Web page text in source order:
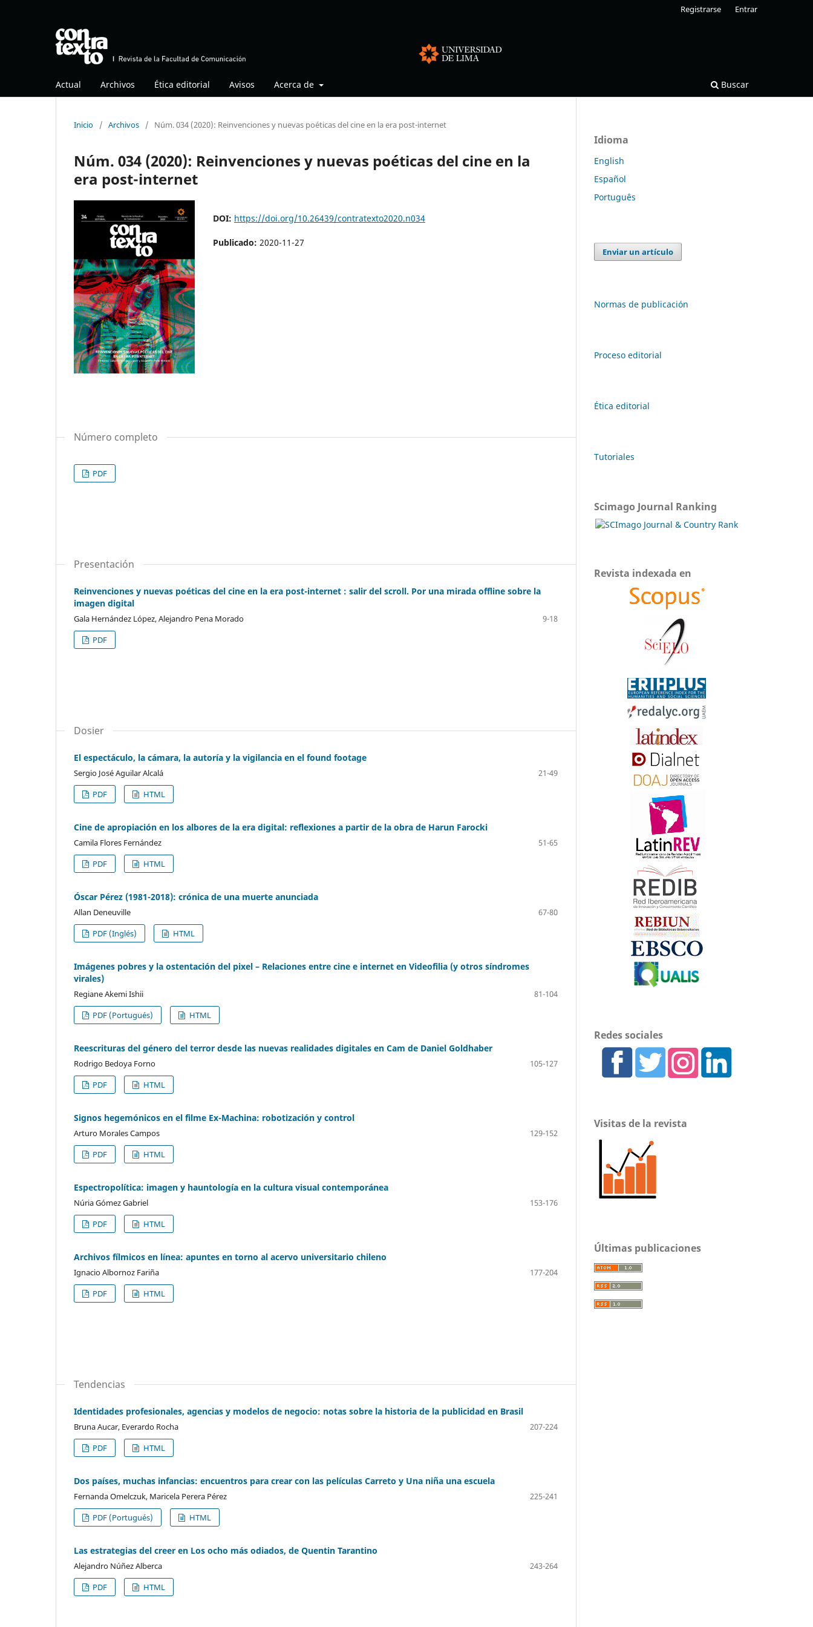
Actual Archivos Ética editorial Avisos Acerca de Buscar
Registrarse Entrar
Inicio / Archivos / Núm. 034 (2020): Reinvenciones y nuevas poéticas del cine en la era post-internet
Núm. 034 (2020): Reinvenciones y nuevas poéticas del cine en la
era post-internet
DOI: https://doi.org/10.26439/contratexto2020.n034
Publicado: 2020-11-27
Número completo
PDF
Presentación
Reinvenciones y nuevas poéticas del cine en la era post-internet : salir del scroll. Por una mirada offline sobre la
imagen digital
Gala Hernández López, Alejandro Pena Morado
9-18
PDF
Dosier
El espectáculo, la cámara, la autoría y la vigilancia en el found footage
Sergio José Aguilar Alcalá
21-49
PDF
HTML
Cine de apropiación en los albores de la era digital: reflexiones a partir de la obra de Harun Farocki
Camila Flores Fernández
51-65
PDF
HTML
Óscar Pérez (1981-2018): crónica de una muerte anunciada
Allan Deneuville
67-80
PDF (Inglés)
HTML
Imágenes pobres y la ostentación del pixel – Relaciones entre cine e internet en Videofilia (y otros síndromes
virales)
Regiane Akemi Ishii
81-104
PDF (Portugués)
HTML
Reescrituras del género del terror desde las nuevas realidades digitales en Cam de Daniel Goldhaber
Rodrigo Bedoya Forno
105-127
PDF
HTML
Signos hegemónicos en el filme Ex-Machina: robotización y control
Arturo Morales Campos
129-152
PDF
HTML
Espectropolítica: imagen y hauntología en la cultura visual contemporánea
Núria Gómez Gabriel
153-176
PDF
HTML
Archivos fílmicos en línea: apuntes en torno al acervo universitario chileno
Ignacio Albornoz Fariña
177-204
PDF
HTML
Tendencias
Identidades profesionales, agencias y modelos de negocio: notas sobre la historia de la publicidad en Brasil
Bruna Aucar, Everardo Rocha
207-224
PDF
HTML
Dos países, muchas infancias: encuentros para crear con las películas Carreto y Una niña una escuela
Fernanda Omelczuk, Maricela Perera Pérez
225-241
PDF (Portugués)
HTML
Las estrategias del creer en Los ocho más odiados, de Quentin Tarantino
Alejandro Núñez Alberca
243-264
PDF
HTML
Idioma
English
Español
Português
Enviar un artículo
Normas de publicación
Proceso editorial
Ética editorial
Tutoriales
Scimago Journal Ranking
Revista indexada en
Redes sociales
Visitas de la revista
Últimas publicaciones